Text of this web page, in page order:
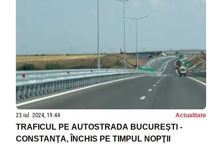
23 iul. 2024, 19:44 Actualitate
TRAFICUL PE AUTOSTRADA BUCUREŞTI -
CONSTANŢA, ÎNCHIS PE TIMPUL NOPŢII